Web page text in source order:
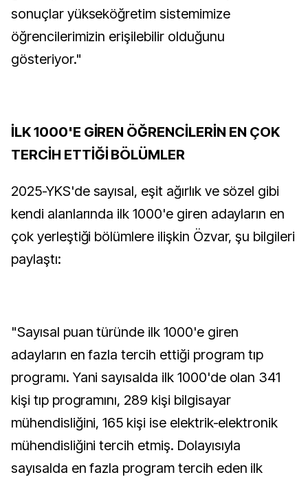
sonuçlar yükseköğretim sistemimize
öğrencilerimizin erişilebilir olduğunu
gösteriyor."
İLK 1000'E GİREN ÖĞRENCİLERİN EN ÇOK
TERCİH ETTİĞİ BÖLÜMLER
2025-YKS'de sayısal, eşit ağırlık ve sözel gibi
kendi alanlarında ilk 1000'e giren adayların en
çok yerleştiği bölümlere ilişkin Özvar, şu bilgileri
paylaştı:
"Sayısal puan türünde ilk 1000'e giren
adayların en fazla tercih ettiği program tıp
programı. Yani sayısalda ilk 1000'de olan 341
kişi tıp programını, 289 kişi bilgisayar
mühendisliğini, 165 kişi ise elektrik-elektronik
mühendisliğini tercih etmiş. Dolayısıyla
sayısalda en fazla program tercih eden ilk